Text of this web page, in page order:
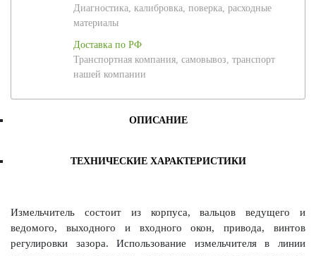
Диагностика, калибровка, поверка, расходные
материалы
Доставка по РФ
Транспортная компания, самовывоз, транспорт
нашей компании
ОПИСАНИЕ
ТЕХНИЧЕСКИЕ ХАРАКТЕРИСТИКИ
Измельчитель состоит из корпуса, вальцов ведущего и
ведомого, выходного и входного окон, привода, винтов
регулировки зазора. Использование измельчителя в линии